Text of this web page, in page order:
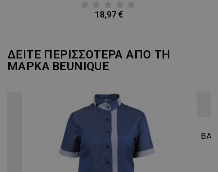
18,97 €
ΔΕΙΤΕ ΠΕΡΙΣΣΟΤΕΡΑ ΑΠΟ ΤΗ
ΜΑΡΚΑ BEUNIQUE